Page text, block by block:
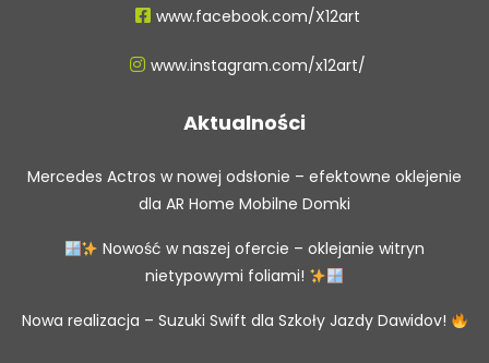
www.facebook.com/X12art
www.instagram.com/x12art/
Aktualności
Mercedes Actros w nowej odsłonie – efektowne oklejenie
dla AR Home Mobilne Domki
Nowość w naszej ofercie – oklejanie witryn
nietypowymi foliami!
Nowa realizacja – Suzuki Swift dla Szkoły Jazdy Dawidov!